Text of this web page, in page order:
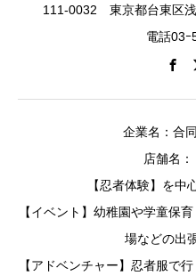
111-0032 東京都台東区
電話03
企業名：合
店舗名：
【忍者体験】を中
【イベント】幼稚園や学童保
場などの出
【アドベンチャー】忍者服で